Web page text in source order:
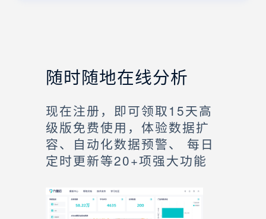
随时随地在线分析
现在注册，即可领取15天高
级版免费使用，体验数据扩
容、自动化数据预警、 每日
定时更新等20+项强大功能